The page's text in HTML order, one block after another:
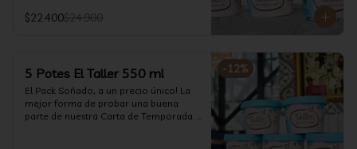
Diabéticos!
Algunos helados especiales tienen un
$22.400$24.900
-12%
5 Potes El Taller 550 ml
El Pack Soñado, a un precio único! La
mejor forma de probar una buena
parte de nuestra Carta de Temporada.